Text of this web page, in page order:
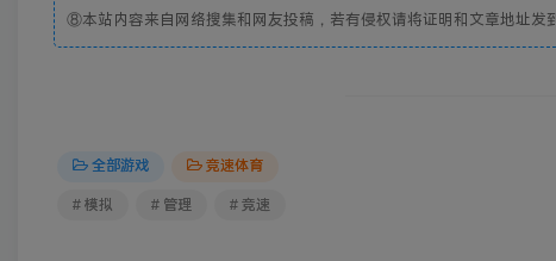
⑧本站内容来自网络搜集和网友投稿，若有侵权请将证明和文章地址发
全部游戏 竞速体育
# 模拟 # 管理 # 竞速